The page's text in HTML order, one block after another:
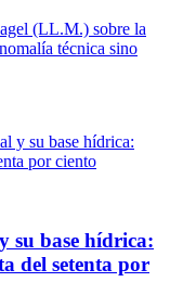
(LL.M.) sobre la
técnica sino
y su base hídrica:
por ciento
su base hídrica:
del setenta por